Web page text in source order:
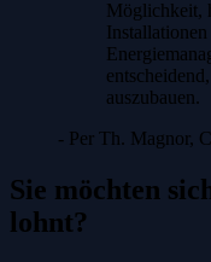
Möglichkeit,
auszubauen.
- Per Th. Magnor,
Sie möchten
lohnt?